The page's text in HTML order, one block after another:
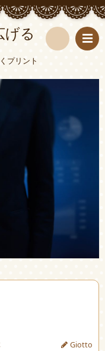
げる
プリント
索
Giotto